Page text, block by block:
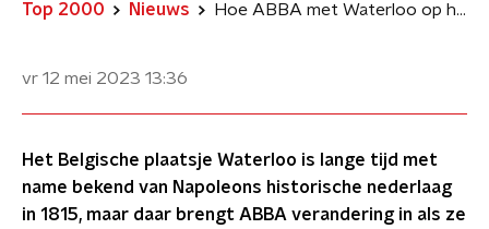
Top 2000 Nieuws Hoe ABBA met Waterloo op het Songfestival internationaal doorbrak
vr 12 mei 2023 13:36
Het Belgische plaatsje Waterloo is lange tijd met
name bekend van Napoleons historische nederlaag
in 1815, maar daar brengt ABBA verandering in als ze